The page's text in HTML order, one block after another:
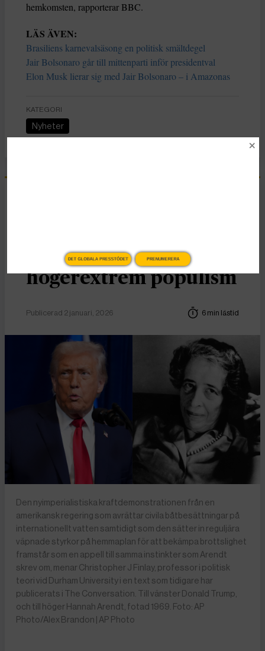
hemkomsten, rapporterar BBC.
LÄS ÄVEN:
Brasiliens karnevalsäsong en politisk smältdegel
Jair Bolsonaro går till mittenparti inför presidentval
Elon Musk lierar sig med Jair Bolsonaro – i Amazonas
KATEGORI
Nyheter
lära oss om
högerextrem populism
Publicerad 2 januari, 2026 6 min lästid
Den nyimperialistiska kraftdemonstrationen från en
amerikansk regering som avrättar civila båtbesättningar på
internationellt vatten samtidigt som den sätter in reguljära
väpnade styrkor på hemmaplan för att bekämpa brottslighet
framstår som en appell till samma instinkter som Arendt
skrev om, menar Christopher J Finlay, professor i politisk
teori vid Durham University i en text som tidigare har
publicerats i The Conversation. Till vänster Donald Trump,
och till höger Hannah Arendt, fotad 1969. Foto: AP
Photo/Alex Brandon | AP Photo
DET GLOBALA PRESSTÖDET PRENUMERERA